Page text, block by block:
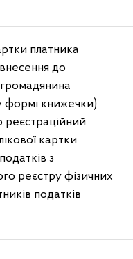
платника
до
формі книжечки)
реєстраційний
картки
з
реєстру фізичних
податків